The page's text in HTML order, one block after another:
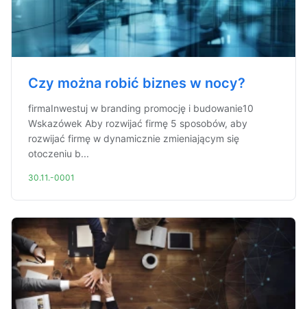
Czy można robić biznes w nocy?
firmaInwestuj w branding promocję i budowanie10
Wskazówek Aby rozwijać firmę 5 sposobów, aby
rozwijać firmę w dynamicznie zmieniającym się
otoczeniu b...
30.11.-0001